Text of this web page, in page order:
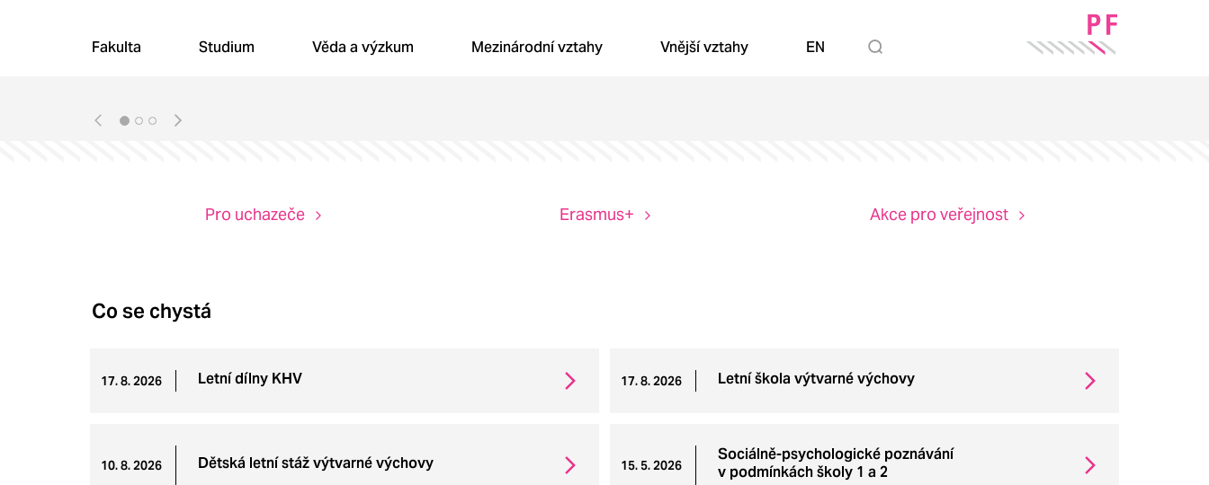
Fakulta Studium Věda a výzkum Mezinárodní vztahy Vnější vztahy EN
Vítejte na PF UJEP
Pro uchazeče Erasmus+ Akce pro veřejnost
Co se chystá
17. 8. 2026 Letní dílny KHV 17. 8. 2026 Letní škola výtvarné výchovy
10. 8. 2026 Dětská letní stáž výtvarné výchovy 15. 5. 2026
Sociálně-psychologické poznávání
v podmínkách školy 1 a 2